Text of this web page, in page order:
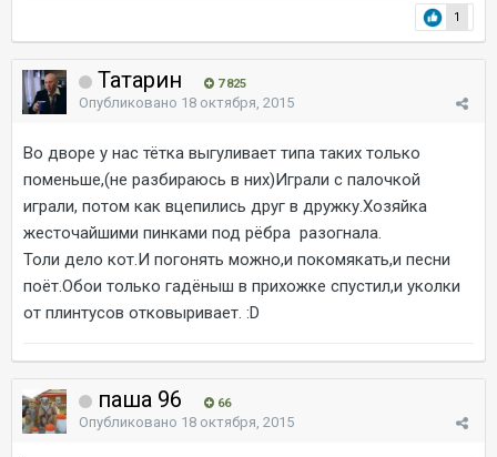
1
Татарин 7 825
Опубликовано 18 октября, 2015
Во дворе у нас тётка выгуливает типа таких только
поменьше,(не разбираюсь в них)Играли с палочкой
играли, потом как вцепились друг в дружку.Хозяйка
жесточайшими пинками под рёбра разогнала.
Толи дело кот.И погонять можно,и покомякать,и песни
поёт.Обои только гадёныш в прихожке спустил,и уколки
от плинтусов отковыривает. :D
паша 96 66
Опубликовано 18 октября, 2015